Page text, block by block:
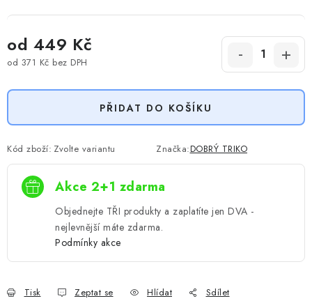
od 449 Kč
od 371 Kč bez DPH
PŘIDAT DO KOŠÍKU
Kód zboží: Zvolte variantu Značka:DOBRÝ TRIKO
Akce 2+1 zdarma
Objednejte TŘI produkty a zaplatíte jen DVA -
nejlevnější máte zdarma.
Podmínky akce
Tisk Zeptat se Hlídat Sdílet